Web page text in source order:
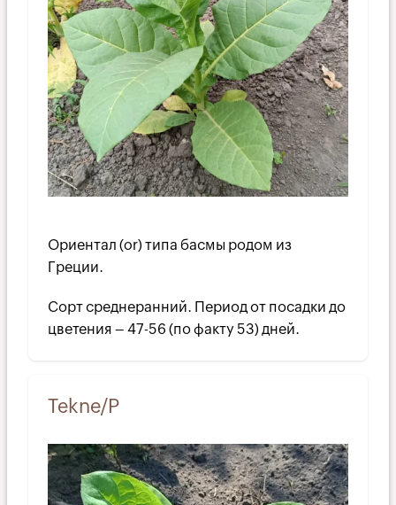
Ориентал (or) типа басмы родом из
Греции.
Сорт среднеранний. Период от посадки до
цветения – 47-56 (по факту 53) дней.
Tekne/P